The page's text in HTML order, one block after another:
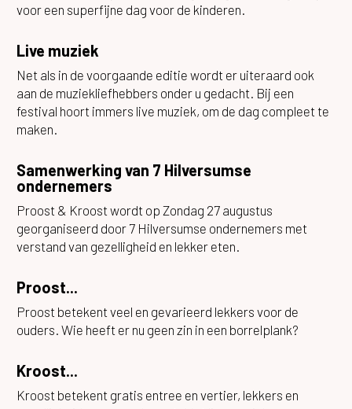
voor een superfijne dag voor de kinderen.
Live muziek
Net als in de voorgaande editie wordt er uiteraard ook
aan de muziekliefhebbers onder u gedacht. Bij een
festival hoort immers live muziek, om de dag compleet te
maken.
Samenwerking van 7 Hilversumse
ondernemers
Proost & Kroost wordt op Zondag 27 augustus
georganiseerd door 7 Hilversumse ondernemers met
verstand van gezelligheid en lekker eten.
Proost...
Proost betekent veel en gevarieerd lekkers voor de
ouders. Wie heeft er nu geen zin in een borrelplank?
Kroost...
Kroost betekent gratis entree en vertier, lekkers en